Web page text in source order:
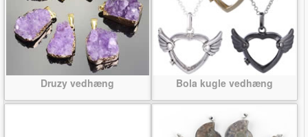
Druzy vedhæng Bola kugle vedhæng